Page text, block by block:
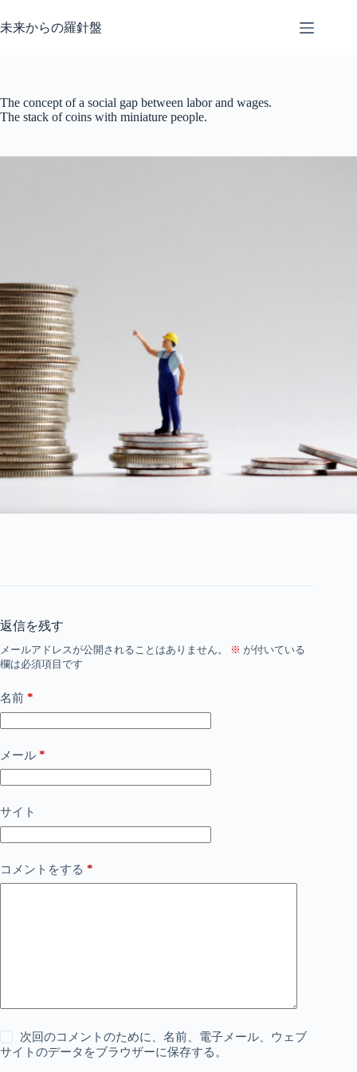
ン
ス
キ
プ
未来からの羅針盤
The concept of a social gap between labor and wages.
The stack of coins with miniature people.
返信を残す
メールアドレスが公開されることはありません。 ※ が付いている
欄は必須項目です
名前 *
メール *
サイト
コメントをする *
次回のコメントのために、名前、電子メール、ウェブ
サイトのデータをブラウザーに保存する。